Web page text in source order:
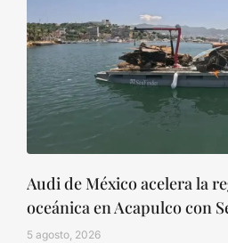
Audi de México acelera la
oceánica en Acapulco con
5 agosto, 2026